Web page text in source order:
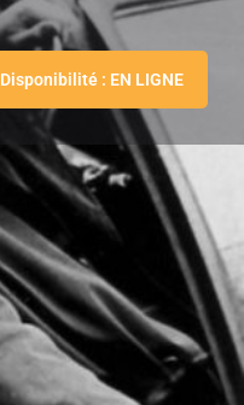
Disponibilité : EN LIGNE